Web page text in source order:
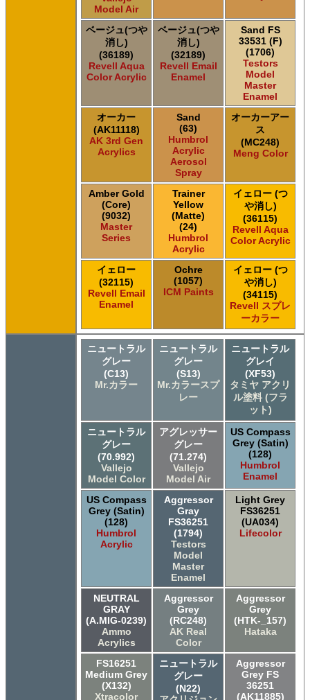
Model Air
ベージュ(つや
消し)
(36189)
Revell Aqua
Color Acrylic
ベージュ(つや
消し)
(32189)
Revell Email
Enamel
Sand FS
33531 (F)
(1706)
Testors
Model
Master
Enamel
オーカー
(AK11118)
AK 3rd Gen
Acrylics
Sand
(63)
Humbrol
Acrylic
Aerosol
Spray
オーカーアー
ス
(MC248)
Meng Color
Amber Gold
(Core)
(9032)
Master
Series
Trainer
Yellow
(Matte)
(24)
Humbrol
Acrylic
イェロー (つ
や消し)
(36115)
Revell Aqua
Color Acrylic
イェロー
(32115)
Revell Email
Enamel
Ochre
(1057)
ICM Paints
イェロー (つ
や消し)
(34115)
Revell スプレ
ーカラー
ニュートラル
グレー
(C13)
Mr.カラー
ニュートラル
グレー
(S13)
Mr.カラースプ
レー
ニュートラル
グレイ
(XF53)
タミヤ アクリ
ル塗料 (フラ
ット)
ニュートラル
グレー
(70.992)
Vallejo
Model Color
アグレッサー
グレー
(71.274)
Vallejo
Model Air
US Compass
Grey (Satin)
(128)
Humbrol
Enamel
US Compass
Grey (Satin)
(128)
Humbrol
Acrylic
Aggressor
Gray
FS36251
(1794)
Testors
Model
Master
Enamel
Light Grey
FS36251
(UA034)
Lifecolor
NEUTRAL
GRAY
(A.MIG-0239)
Ammo
Acrylics
Aggressor
Grey
(RC248)
AK Real
Color
Aggressor
Grey
(HTK-_157)
Hataka
FS16251
Medium Grey
(X132)
Xtracolor
ニュートラル
グレー
(N22)
Aggressor
Grey FS
36251
(AK11885)